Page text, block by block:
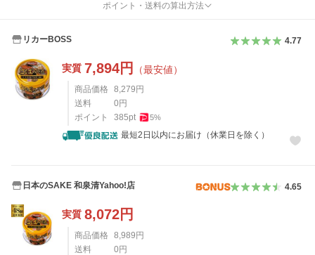
ポイント・送料の算出方法
リカーBOSS 4.77
実質 7,894円 （最安値）
商品価格 8,279 円
送料
0 円
ポイント
385pt 5%
最短2日以内にお届け（休業日を除く）
日本のSAKE 和泉清Yahoo!店 4.65
実質 8,072円
商品価格 8,989 円
送料
0 円